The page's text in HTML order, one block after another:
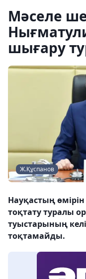
Мәселе
шығару
Ж.Құспанов
Науқастың
тоқтату туралы
туыстарының
тоқтамайды.